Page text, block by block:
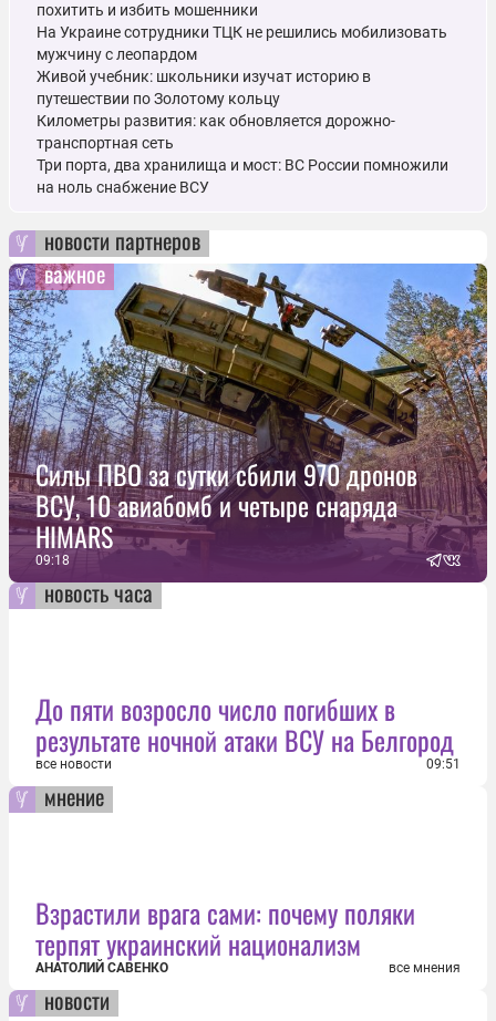
похитить и избить мошенники
На Украине сотрудники ТЦК не решились мобилизовать
мужчину с леопардом
Живой учебник: школьники изучат историю в
путешествии по Золотому кольцу
Километры развития: как обновляется дорожно-
транспортная сеть
Три порта, два хранилища и мост: ВС России помножили
на ноль снабжение ВСУ
новости партнеров
важное
Силы ПВО за сутки сбили 970 дронов
ВСУ, 10 авиабомб и четыре снаряда
HIMARS
09:18
новость часа
До пяти возросло число погибших в
результате ночной атаки ВСУ на Белгород
все новости 09:51
мнение
Взрастили врага сами: почему поляки
терпят украинский национализм
АНАТОЛИЙ САВЕНКО все мнения
новости